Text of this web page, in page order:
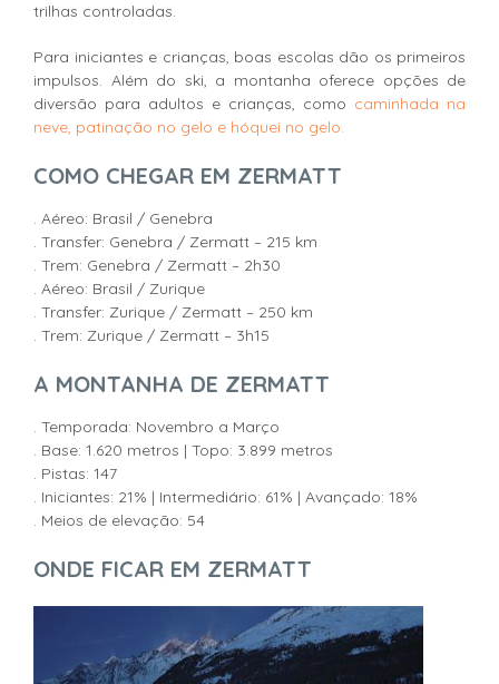
trilhas controladas.
Para iniciantes e crianças, boas escolas dão os primeiros
impulsos. Além do ski, a montanha oferece opções de
diversão para adultos e crianças, como caminhada na
neve, patinação no gelo e hóquei no gelo.
COMO CHEGAR EM ZERMATT
. Aéreo: Brasil / Genebra
. Transfer: Genebra / Zermatt – 215 km
. Trem: Genebra / Zermatt – 2h30
. Aéreo: Brasil / Zurique
. Transfer: Zurique / Zermatt – 250 km
. Trem: Zurique / Zermatt – 3h15
A MONTANHA DE ZERMATT
. Temporada: Novembro a Março
. Base: 1.620 metros | Topo: 3.899 metros
. Pistas: 147
. Iniciantes: 21% | Intermediário: 61% | Avançado: 18%
. Meios de elevação: 54
ONDE FICAR EM ZERMATT